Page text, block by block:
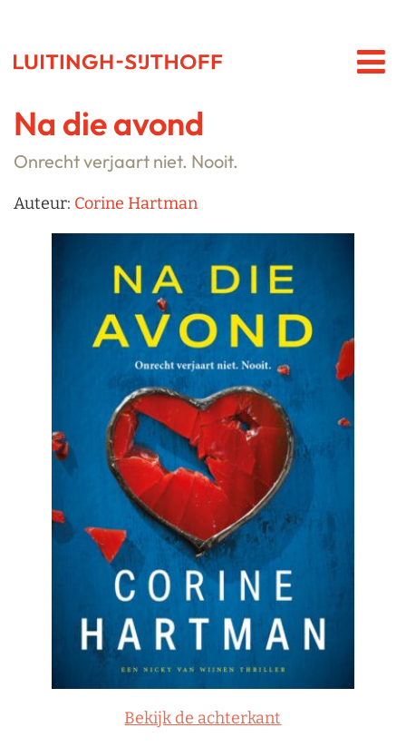
Na die avond
Onrecht verjaart niet. Nooit.
Auteur: Corine Hartman
Bekijk de achterkant